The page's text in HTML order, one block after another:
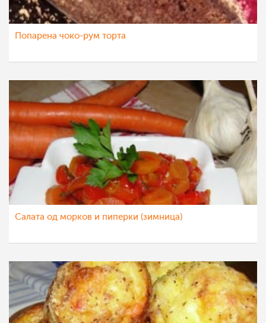
Попарена чоко-рум торта
Салата од морков и пиперки (зимница)